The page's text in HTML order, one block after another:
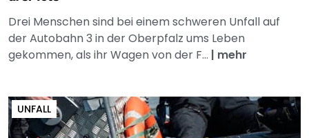
Drei Menschen sind bei einem schweren Unfall auf
der Autobahn 3 in der Oberpfalz ums Leben
gekommen, als ihr Wagen von der F... | mehr
UNFALL